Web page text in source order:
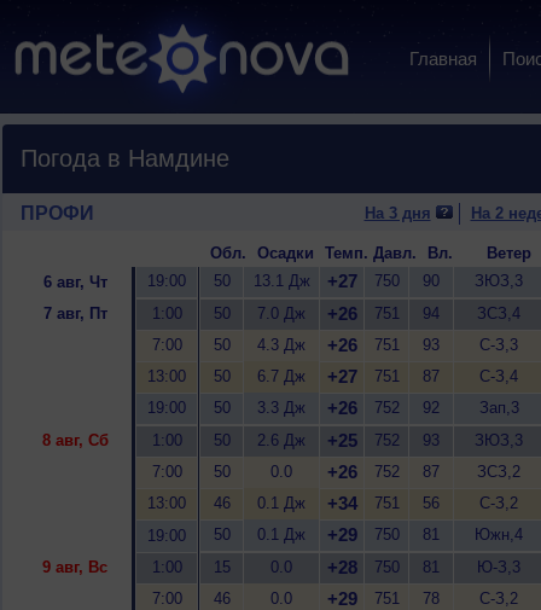
Главная
Погода в Намдине
ПРОФИ На 3 дня На 2
Обл. Осадки Темп. Давл. Вл.
Ветер
6 авг, Чт
19:00 50 13.1 Дж +27 750 90
ЗЮЗ,3
7 авг, Пт
1:00 50 7.0 Дж +26 751 94
ЗСЗ,4
7:00
50 4.3 Дж +26 751 93
С-З,3
13:00
50 6.7 Дж +27 751 87
С-З,4
19:00
50 3.3 Дж +26 752 92
Зап,3
8 авг, Сб
1:00 50 2.6 Дж +25 752 93
ЗЮЗ,3
7:00
50 0.0 +26 752 87
ЗСЗ,2
13:00
46 0.1 Дж +34 751 56
С-З,2
19:00
50 0.1 Дж +29 750 81
Южн,4
9 авг, Вс
1:00 15 0.0 +28 750 81
Ю-З,3
7:00
46 0.0 +29 751 78
С-З,2